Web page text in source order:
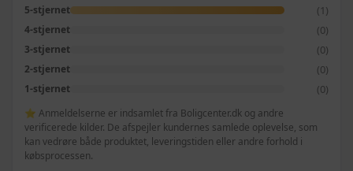
5-stjernet (1)
4-stjernet (0)
3-stjernet (0)
2-stjernet (0)
1-stjernet (0)
⭐ Anmeldelserne er indsamlet fra Boligcenter.dk og andre
verificerede kilder. De afspejler kundernes samlede oplevelse, som
kan vedrøre både produktet, leveringstiden eller andre forhold i
købsprocessen.